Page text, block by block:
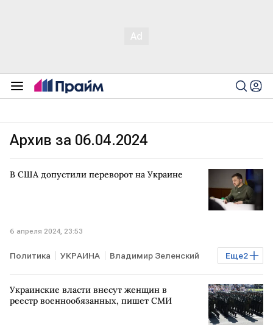
Архив за 06.04.2024
В США допустили переворот на Украине
6 апреля 2024, 23:53
Еще2
Политика УКРАИНА Владимир Зеленский
президентские выборы на Украине
переворот
Украинские власти внесут женщин в
реестр военнообязанных, пишет СМИ